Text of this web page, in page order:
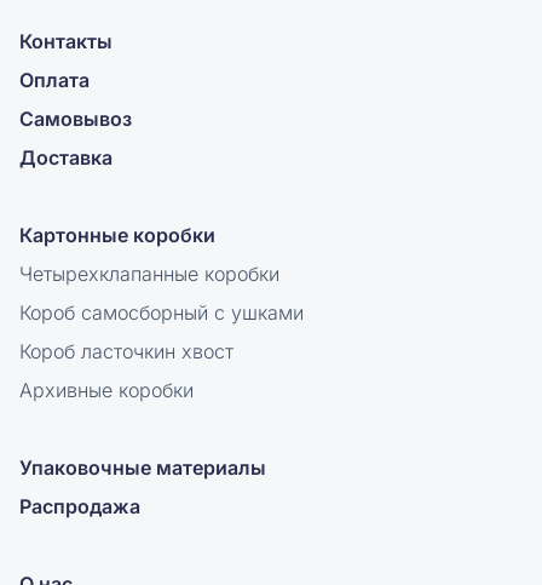
Контакты
Оплата
Самовывоз
Доставка
Картонные коробки
Четырехклапанные коробки
Короб самосборный с ушками
Короб ласточкин хвост
Архивные коробки
Упаковочные материалы
Распродажа